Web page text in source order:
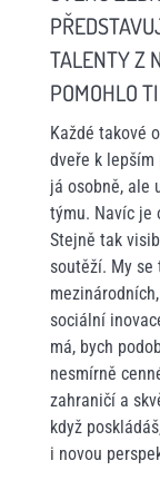
TALENTY Z
POMOHLO
Každé takové
dveře k
já osobně, ale
týmu. Navíc je
Stejně tak
soutěží. My
sociální
má, bych
nesmírně
zahraničí a
když
i novou